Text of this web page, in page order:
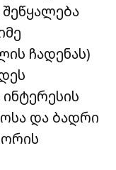
ჩადენას)
და ბადრი